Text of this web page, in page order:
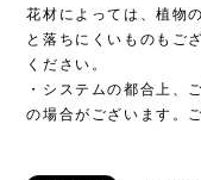
花材によっては、植物
と落ちにくいものもご
ください。
・システムの都合上、
の場合がございます。